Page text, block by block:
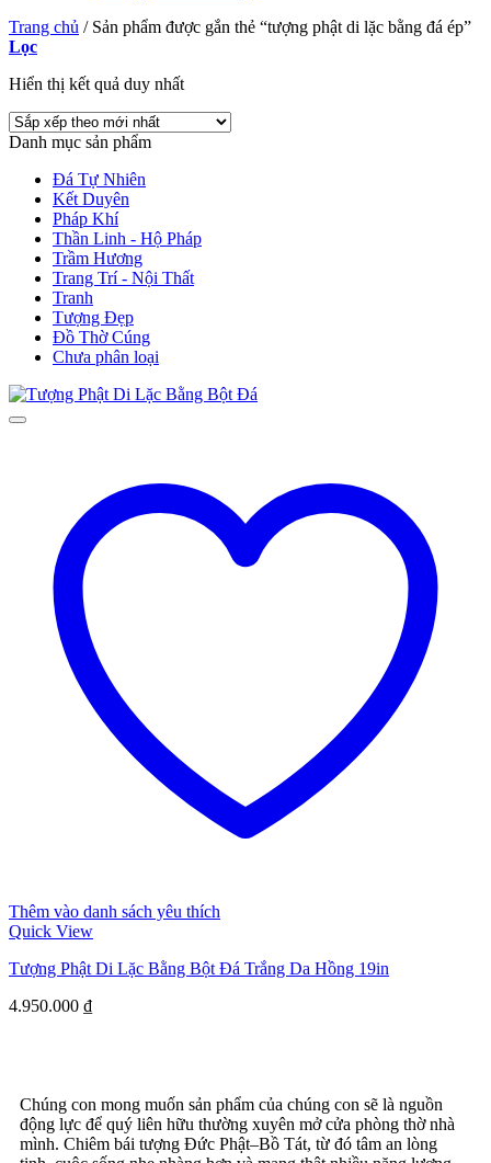
Trang chủ /Sản phẩm được gắn thẻ “tượng phật di lặc bằng đá ép”
Lọc
Hiển thị kết quả duy nhất
Danh mục sản phẩm
Đá Tự Nhiên
Kết Duyên
Pháp Khí
Thần Linh - Hộ Pháp
Trầm Hương
Trang Trí - Nội Thất
Tranh
Tượng Đẹp
Đồ Thờ Cúng
Chưa phân loại
Thêm vào danh sách yêu thích
Quick View
Tượng Phật Di Lặc Bằng Bột Đá Trắng Da Hồng 19in
4.950.000 ₫
Chúng con mong muốn sản phẩm của chúng con sẽ là nguồn
động lực để quý liên hữu thường xuyên mở cửa phòng thờ nhà
mình. Chiêm bái tượng Đức Phật–Bồ Tát, từ đó tâm an lòng